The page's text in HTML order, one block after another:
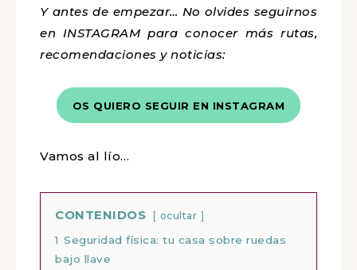
Y antes de empezar… No olvides seguirnos
en INSTAGRAM para conocer más rutas,
recomendaciones y noticias:
OS QUIERO SEGUIR EN INSTAGRAM
Vamos al lío…
CONTENIDOS ocultar
1 Seguridad física: tu casa sobre ruedas
bajo llave